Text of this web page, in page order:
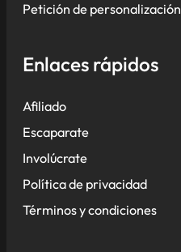
Petición de personalización
Enlaces rápidos
Afiliado
Escaparate
Involúcrate
Política de privacidad
Términos y condiciones